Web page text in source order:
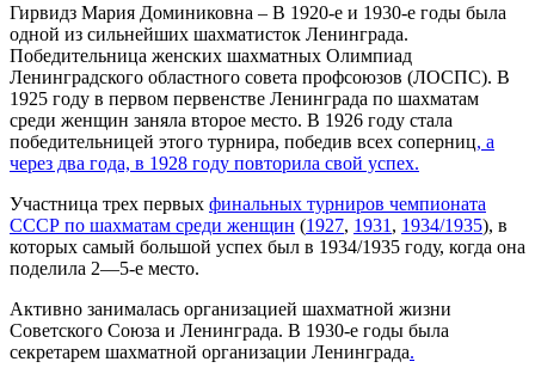
Гирвидз Мария Доминиковна – В 1920-е и 1930-е годы была
одной из сильнейших шахматисток Ленинграда.
Победительница женских шахматных Олимпиад
Ленинградского областного совета профсоюзов (ЛОСПС). В
1925 году в первом первенстве Ленинграда по шахматам
среди женщин заняла второе место. В 1926 году стала
победительницей этого турнира, победив всех соперниц, а
через два года, в 1928 году повторила свой успех.
Участница трех первых финальных турниров чемпионата
СССР по шахматам среди женщин (1927, 1931 , 1934/1935), в
которых самый большой успех был в 1934/1935 году, когда она
поделила 2—5-е место.
Активно занималась организацией шахматной жизни
Советского Союза и Ленинграда. В 1930-е годы была
секретарем шахматной организации Ленинграда.